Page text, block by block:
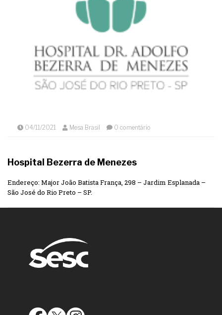
04/11/2021 Mesa Brasil 0 comentário
Hospital Bezerra de Menezes
Endereço: Major João Batista França, 298 – Jardim Esplanada –
São José do Rio Preto – SP.